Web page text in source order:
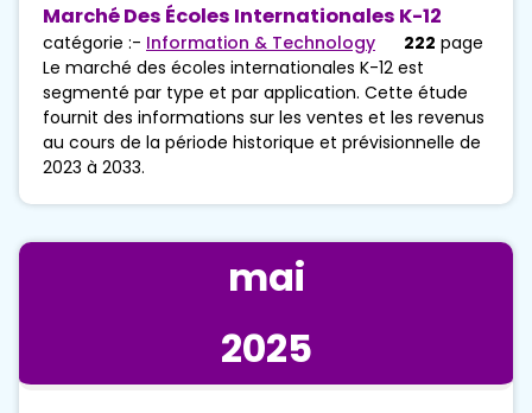
Marché Des Écoles Internationales K-12
catégorie :- Information & Technology 222 page
Le marché des écoles internationales K-12 est
segmenté par type et par application. Cette étude
fournit des informations sur les ventes et les revenus
au cours de la période historique et prévisionnelle de
2023 à 2033.
mai
2025